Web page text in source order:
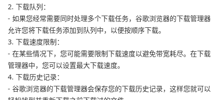
2. 下载队列：
- 如果您经常需要同时处理多个下载任务，谷歌浏览器的下载管理器
允许您将下载任务添加到队列中，以便按顺序下载。
3. 下载速度限制：
- 在某些情况下，您可能需要限制下载速度以避免带宽耗尽。在下载
管理器中，您可以设置最大下载速度。
4. 下载历史记录：
- 谷歌浏览器的下载管理器会保存您的下载历史记录，这样您就可以